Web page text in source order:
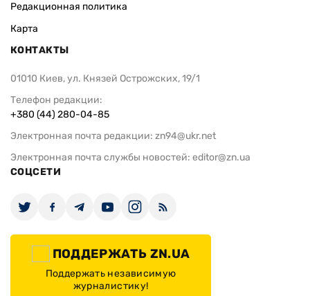
Редакционная политика
Карта
КОНТАКТЫ
01010 Киев, ул. Князей Острожских, 19/1
Телефон редакции:
+380 (44) 280-04-85
Электронная почта редакции: zn94@ukr.net
Электронная почта службы новостей: editor@zn.ua
СОЦСЕТИ
ПОДДЕРЖАТЬ ZN.UA
Поддержать независимую
журналистику!